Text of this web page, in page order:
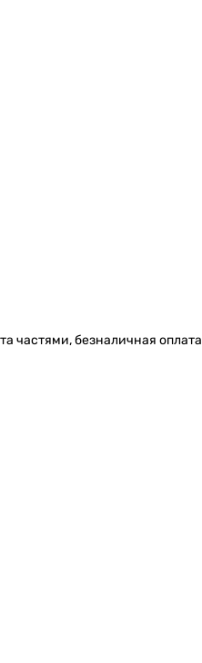
частями, безналичная оплата